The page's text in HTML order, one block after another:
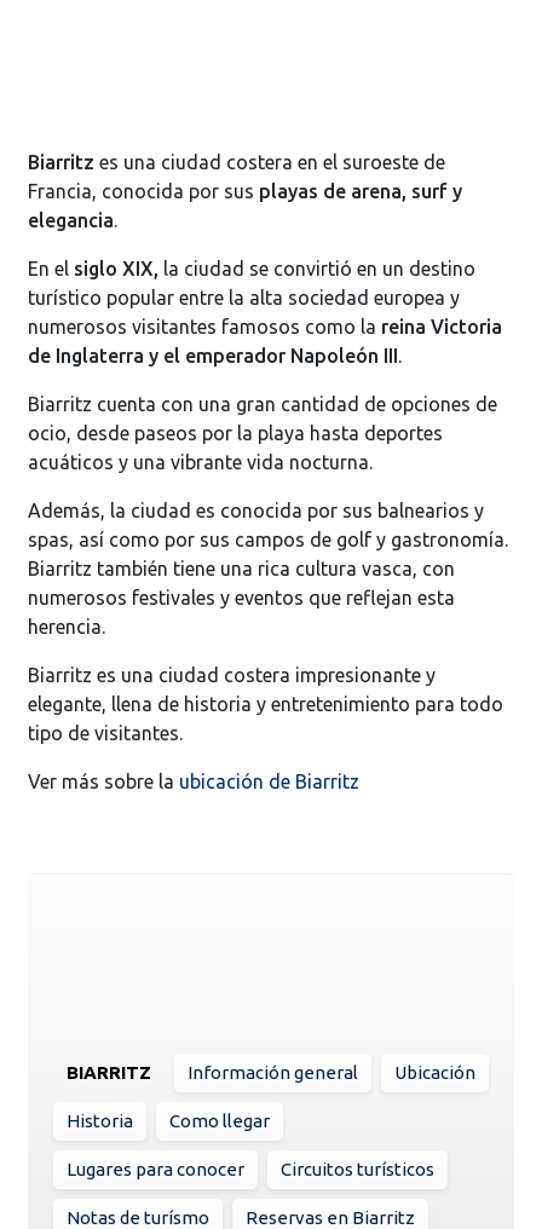
Biarritz es una ciudad costera en el suroeste de
Francia, conocida por sus playas de arena, surf y
elegancia.
En el siglo XIX, la ciudad se convirtió en un destino
turístico popular entre la alta sociedad europea y
numerosos visitantes famosos como la reina Victoria
de Inglaterra y el emperador Napoleón III.
Biarritz cuenta con una gran cantidad de opciones de
ocio, desde paseos por la playa hasta deportes
acuáticos y una vibrante vida nocturna.
Además, la ciudad es conocida por sus balnearios y
spas, así como por sus campos de golf y gastronomía.
Biarritz también tiene una rica cultura vasca, con
numerosos festivales y eventos que reflejan esta
herencia.
Biarritz es una ciudad costera impresionante y
elegante, llena de historia y entretenimiento para todo
tipo de visitantes.
Ver más sobre la ubicación de Biarritz
BIARRITZ Información general Ubicación
Historia Como llegar
Lugares para conocer Circuitos turísticos
Notas de turísmo Reservas en Biarritz